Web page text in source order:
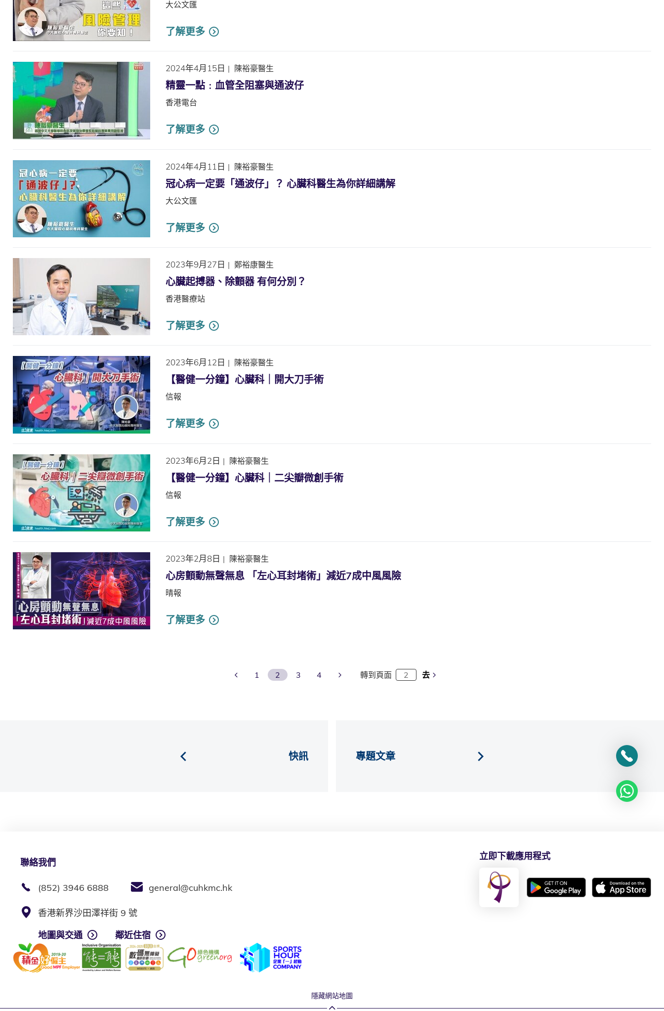
大公文匯
了解更多
2024年4月15日 | 陳裕豪醫生
精靈一點﹕血管全阻塞與通波仔
香港電台
了解更多
2024年4月11日 | 陳裕豪醫生
冠心病一定要「通波仔」？ 心臟科醫生為你詳細講解
大公文匯
了解更多
2023年9月27日 | 鄭裕康醫生
心臟起搏器、除顫器 有何分別？
香港醫療站
了解更多
2023年6月12日 | 陳裕豪醫生
【醫健一分鐘】心臟科｜開大刀手術
信報
了解更多
2023年6月2日 | 陳裕豪醫生
【醫健一分鐘】心臟科｜二尖瓣微創手術
信報
了解更多
2023年2月8日 | 陳裕豪醫生
心房顫動無聲無息 「左心耳封堵術」減近7成中風風險
晴報
了解更多
Previous Page
1 2 3 4 Next Page
轉到頁面 去
快訊 專題文章
聯絡我們
(852) 3946 6888 general@cuhkmc.hk
香港新界沙田澤祥街 9 號
地圖與交通
鄰近住宿
立即下載應用程式
隱藏網站地圖